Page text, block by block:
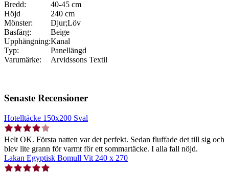
Bredd:
40-45 cm
Höjd
240 cm
Mönster:
Djur;Löv
Basfärg:
Beige
Upphängning:Kanal
Typ:
Panellängd
Varumärke:
Arvidssons Textil
Senaste Recensioner
Hotelltäcke 150x200 Sval
Helt OK. Första natten var det perfekt. Sedan fluffade det till sig och
blev lite grann för varmt för ett sommartäcke. I alla fall nöjd.
Lakan Egyptisk Bomull Vit 240 x 270